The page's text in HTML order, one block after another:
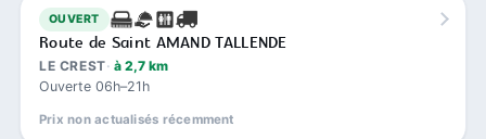
OUVERT
Route de Saint AMAND TALLENDE
LE CREST à 2,7 km
Ouverte 06h–21h
Prix non actualisés récemment